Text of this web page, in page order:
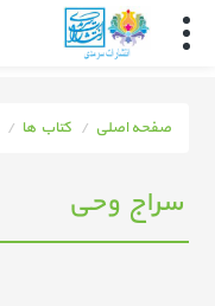
صفحه اصلی کتاب ها
سراج وحی